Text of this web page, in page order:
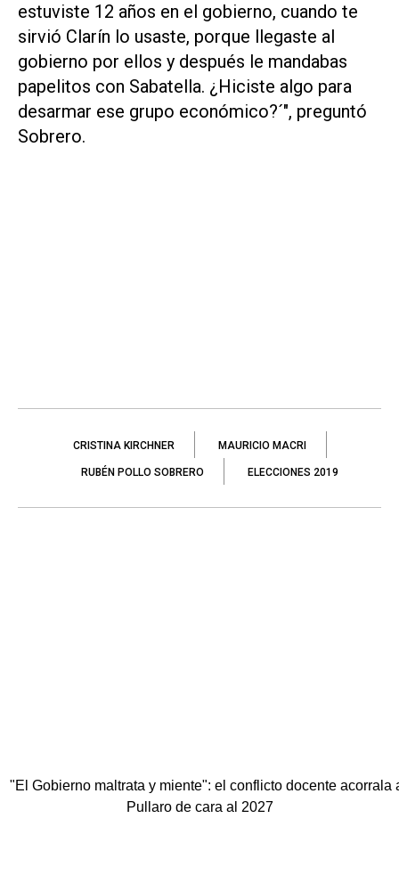
estuviste 12 años en el gobierno, cuando te
sirvió Clarín lo usaste, porque llegaste al
gobierno por ellos y después le mandabas
papelitos con Sabatella. ¿Hiciste algo para
desarmar ese grupo económico?´", preguntó
Sobrero.
CRISTINA KIRCHNER MAURICIO MACRI
RUBÉN POLLO SOBRERO ELECCIONES 2019